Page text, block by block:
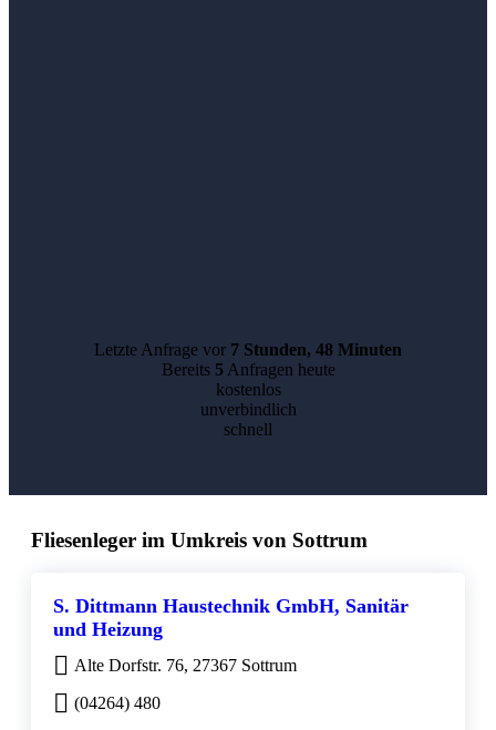
Letzte Anfrage vor 7 Stunden, 48 Minuten
Bereits 5 Anfragen heute
kostenlos
unverbindlich
schnell
Fliesenleger im Umkreis von Sottrum
S. Dittmann Haustechnik GmbH, Sanitär
und Heizung
Alte Dorfstr. 76, 27367 Sottrum
(04264) 480